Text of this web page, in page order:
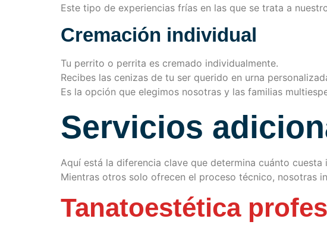
Este tipo de experiencias frías en las que se trata a
Cremación individual
Tu perrito o perrita es cremado individualmente.
Recibes las cenizas de tu ser querido en urna
Es la opción que elegimos nosotras y las familias
Servicios
Aquí está la diferencia clave que determina cuánto cuesta
Mientras otros solo ofrecen el proceso técnico, nosotras
Tanatoestética